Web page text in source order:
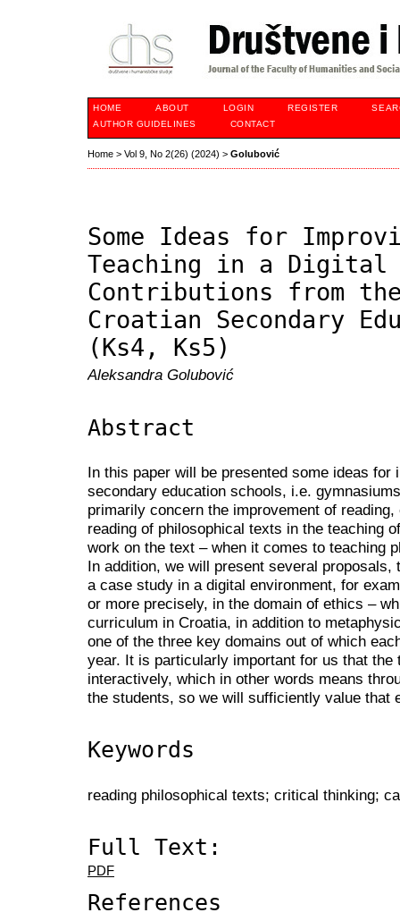
HOME ABOUT LOGIN REGISTER
AUTHOR GUIDELINES
CONTACT
Home > Vol 9, No 2(26) (2024) > Golubović
Some Ideas for
Teaching in a Digital
Contributions from the
Croatian Secondary
(Ks4, Ks5)
Aleksandra Golubović
Abstract
In this paper will be presented some ideas for
secondary education schools, i.e.
primarily concern the improvement of
reading of philosophical texts in the teaching
work on the text – when it comes to teaching
In addition, we will present several
a case study in a digital environment, for
or more precisely, in the domain of ethics –
curriculum in Croatia, in addition to
one of the three key domains out of which
year. It is particularly important for us that the
interactively, which in other words means
the students, so we will sufficiently value that
Keywords
reading philosophical texts; critical thinking;
Full Text:
PDF
References